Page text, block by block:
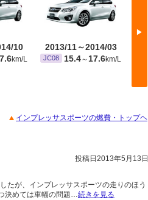
▶
10
km/L
2013/11～2014/03
JC08 15.4～ 17.6km/L
インプレッサスポーツの燃費・トップヘ
投稿日2013年5月13日
たが、インプレッサスポーツの走りのほう
決めては車幅の問題…続きを見る